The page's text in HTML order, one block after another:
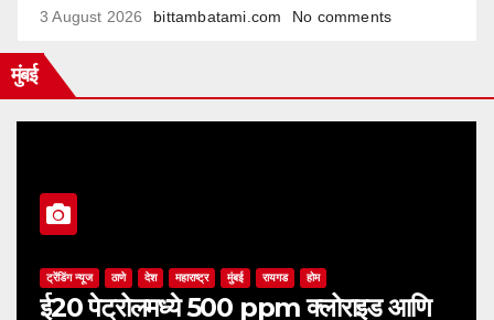
3 August 2026 bittambatami.com No comments
मुंबई
ट्रेंडिंग न्यूज ठाणे देश महाराष्ट्र मुंबई रायगड होम
ई20 पेट्रोलमध्ये 500 ppm क्लोराइड आणि